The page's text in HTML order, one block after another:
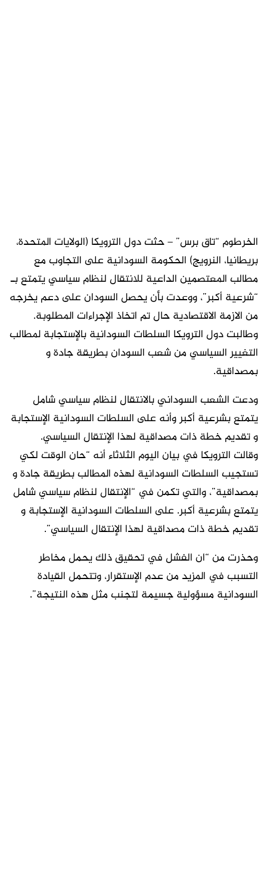
الخرطوم “تاق برس” – حثت دول الترويكا (الولايات المتحدة،
بريطانيا، النرويج) الحكومة السودانية على التجاوب مع
مطالب المعتصمين الداعية للانتقال لنظام سياسي يتمتع بـ
“شرعية أكبر”، ووعدت بأن يحصل السودان على دعم يخرجه
من الازمة الاقتصادية حال تم اتخاذ الإجراءات المطلوبة.
وطالبت دول الترويكا السلطات السودانية بالإستجابة لمطالب
التغيير السياسي من شعب السودان بطريقة جادة و
بمصداقية.
ودعت الشعب السوداني بالانتقال لنظام سياسي شامل
يتمتع بشرعية أكبر وأنه على السلطات السودانية الإستجابة
و تقديم خطة ذات مصداقية لهذا الإنتقال السياسي.
وقالت الترويكا في بيان اليوم الثلاثاء أنه “حان الوقت لكي
تستجيب السلطات السودانية لهذه المطالب بطريقة جادة و
بمصداقية”، والتي تكمن في “الإنتقال لنظام سياسي شامل
يتمتع بشرعية أكبر. على السلطات السودانية الإستجابة و
تقديم خطة ذات مصداقية لهذا الإنتقال السياسي”.
وحذرت من “ان الفشل في تحقيق ذلك يحمل مخاطر
التسبب في المزيد من عدم الإستقرار، وتتحمل القيادة
السودانية مسؤولية جسيمة لتجنب مثل هذه النتيجة”.